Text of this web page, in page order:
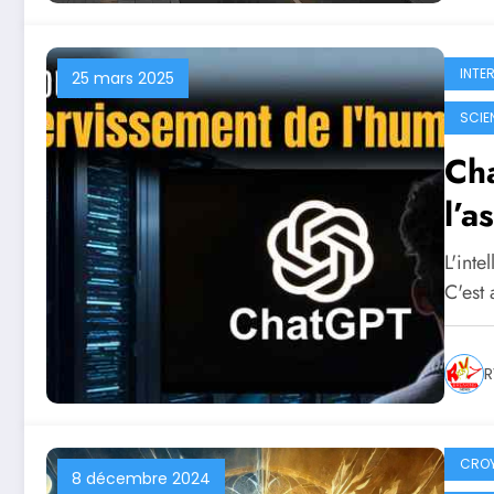
25 mars 2025
C'est
8 décembre 2024